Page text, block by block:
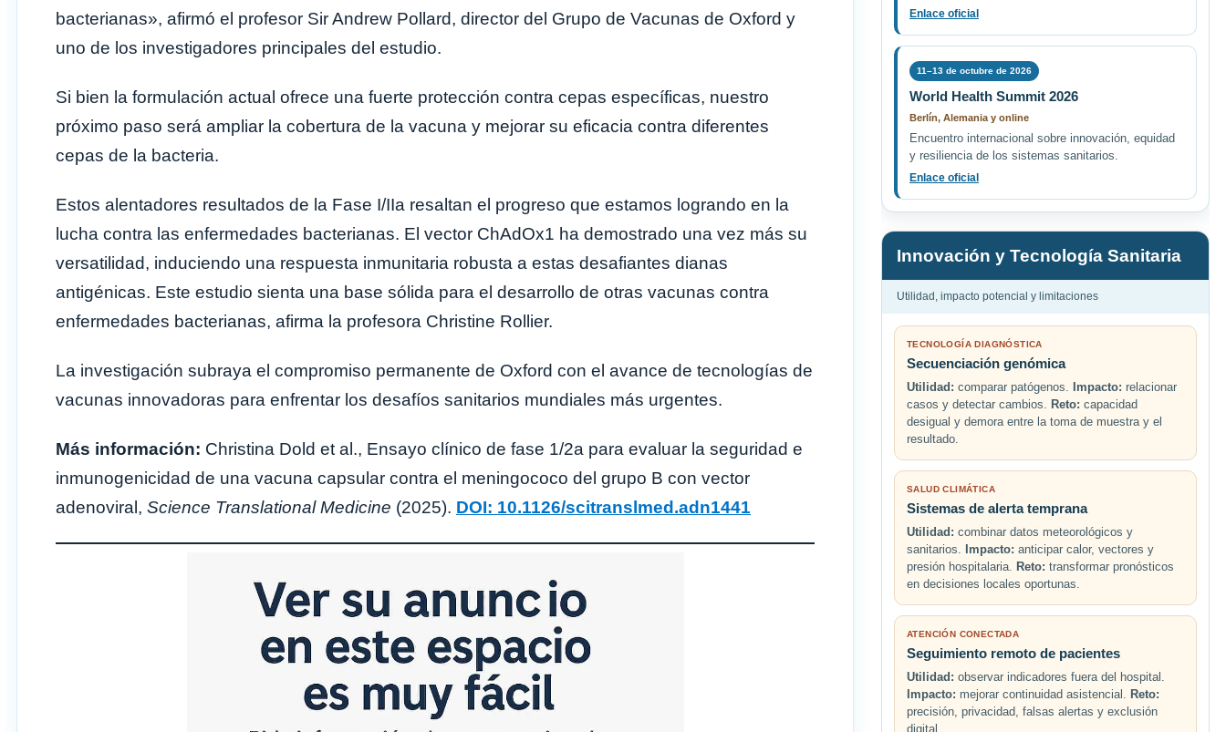
bacterianas», afirmó el profesor Sir Andrew Pollard, director del Grupo de Vacunas de Oxford y
uno de los investigadores principales del estudio.
Si bien la formulación actual ofrece una fuerte protección contra cepas específicas, nuestro
próximo paso será ampliar la cobertura de la vacuna y mejorar su eficacia contra diferentes
cepas de la bacteria.
Estos alentadores resultados de la Fase I/IIa resaltan el progreso que estamos logrando en la
lucha contra las enfermedades bacterianas. El vector ChAdOx1 ha demostrado una vez más su
versatilidad, induciendo una respuesta inmunitaria robusta a estas desafiantes dianas
antigénicas. Este estudio sienta una base sólida para el desarrollo de otras vacunas contra
enfermedades bacterianas, afirma la profesora Christine Rollier.
La investigación subraya el compromiso permanente de Oxford con el avance de tecnologías de
vacunas innovadoras para enfrentar los desafíos sanitarios mundiales más urgentes.
Más información: Christina Dold et al., Ensayo clínico de fase 1/2a para evaluar la seguridad e
inmunogenicidad de una vacuna capsular contra el meningococo del grupo B con vector
adenoviral, Science Translational Medicine (2025). DOI: 10.1126/scitranslmed.adn1441
Enlace oficial
11–13 de octubre de 2026
World Health Summit 2026
Berlín, Alemania y online
Encuentro internacional sobre innovación, equidad
y resiliencia de los sistemas sanitarios.
Enlace oficial
Innovación y Tecnología Sanitaria
Utilidad, impacto potencial y limitaciones
TECNOLOGÍA DIAGNÓSTICA
Secuenciación genómica
Utilidad: comparar patógenos. Impacto: relacionar
casos y detectar cambios. Reto: capacidad
desigual y demora entre la toma de muestra y el
resultado.
SALUD CLIMÁTICA
Sistemas de alerta temprana
Utilidad: combinar datos meteorológicos y
sanitarios. Impacto: anticipar calor, vectores y
presión hospitalaria. Reto: transformar pronósticos
en decisiones locales oportunas.
ATENCIÓN CONECTADA
Seguimiento remoto de pacientes
Utilidad: observar indicadores fuera del hospital.
Impacto: mejorar continuidad asistencial. Reto:
precisión, privacidad, falsas alertas y exclusión
digital.